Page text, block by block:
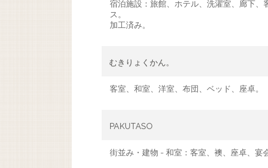
宿泊施設：旅館、ホテル、洗濯室、廊下
ス。
加工済み。
むきりょくかん。
客室、和室、洋室、布団、ベッド、座卓。
PAKUTASO
街並み・建物 - 和室：客室、襖、座卓、宴